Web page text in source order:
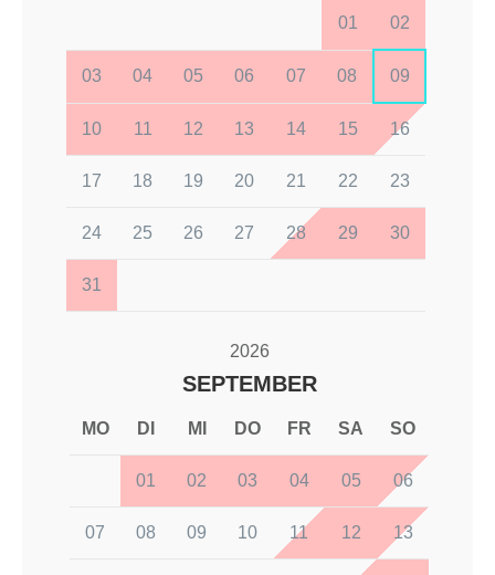
01 02
03 04 05 06 07 08 09
10 11 12 13 14 15 16
17 18 19 20 21 22 23
24 25 26 27 28 29 30
31
2026
SEPTEMBER
MO DI MI DO FR SA SO
01 02 03 04 05 06
07 08 09 10 11 12 13